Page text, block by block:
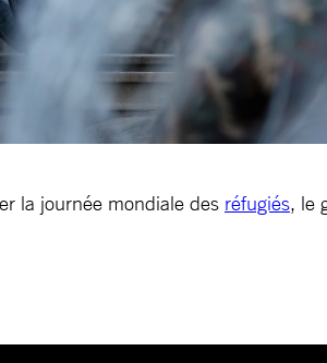
la journée mondiale des réfugiés, le